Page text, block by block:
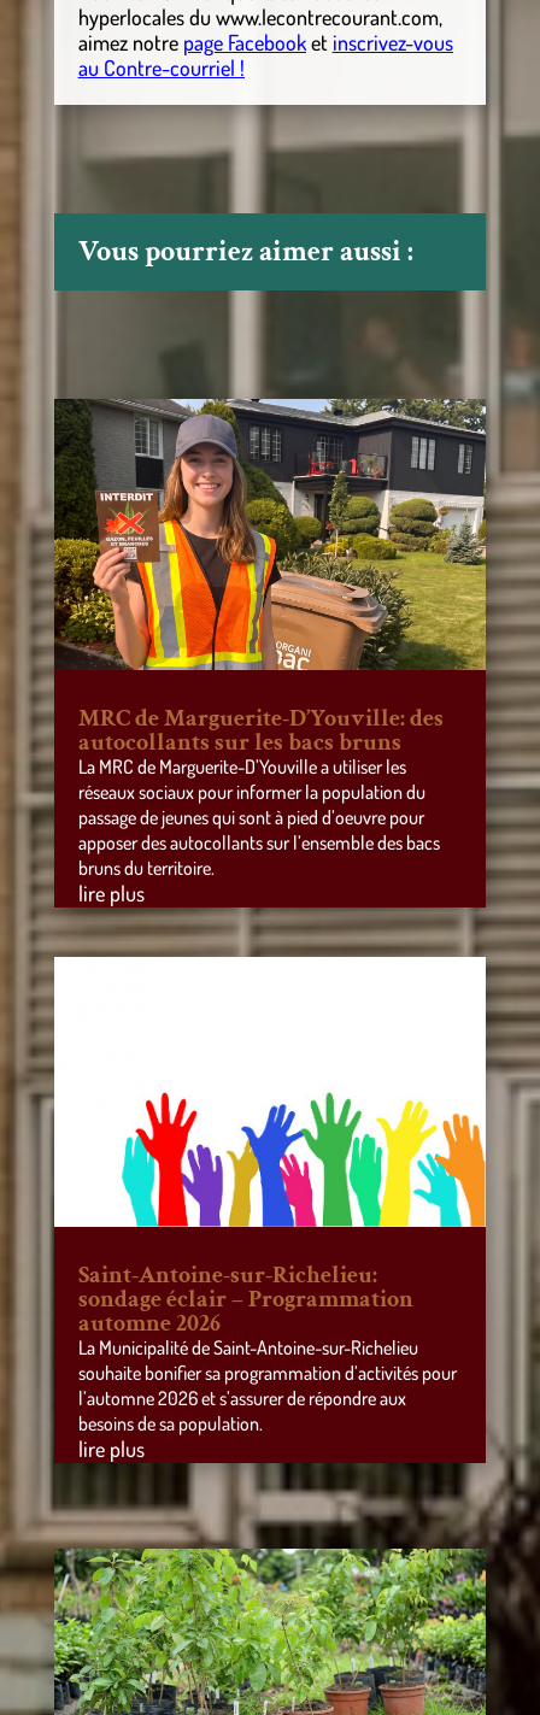
hyperlocalesdu www.lecontrecourant.com,
aimez notre page Facebooket inscrivez-vous
au Contre-courriel !
Vous pourriez aimer aussi :
MRC de Marguerite-D’Youville: des
autocollants sur les bacs bruns
La MRC de Marguerite-D’Youville a utiliser les
réseaux sociaux pour informer la population du
passage de jeunes qui sont à pied d’oeuvre pour
apposer des autocollants sur l’ensemble des bacs
bruns du territoire.
lire plus
Saint-Antoine-sur-Richelieu:
sondage éclair – Programmation
automne 2026
La Municipalité de Saint-Antoine-sur-Richelieu
souhaite bonifier sa programmation d’activités pour
l’automne 2026 et s’assurer de répondre aux
besoins de sa population.
lire plus